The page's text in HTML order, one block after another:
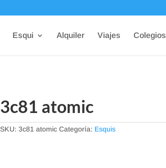
Esqui Alquiler Viajes Colegios
3c81 atomic
SKU:3c81 atomic Categoría: Esquis